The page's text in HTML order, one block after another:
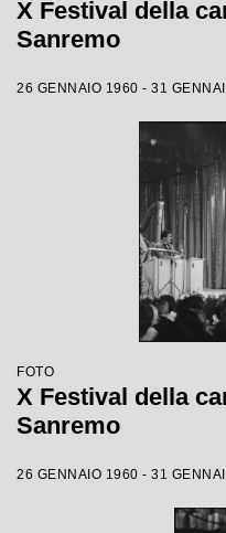
X Festival della
Sanremo
26 GENNAIO 1960 - 31
FOTO
X Festival della
Sanremo
26 GENNAIO 1960 - 31